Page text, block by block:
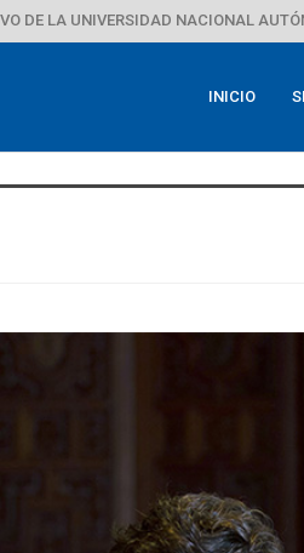
DE LA UNIVERSIDAD NACIONAL
INICIO